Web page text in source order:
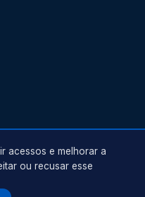
acessos e melhorar a
ou recusar esse